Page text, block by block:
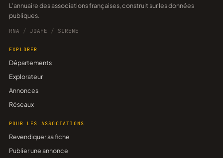
L'annuaire des associations françaises, construit sur les données
publiques.
RNA / JOAFE / SIRENE
EXPLORER
Départements
Explorateur
Annonces
Réseaux
POUR LES ASSOCIATIONS
Revendiquer sa fiche
Publier une annonce